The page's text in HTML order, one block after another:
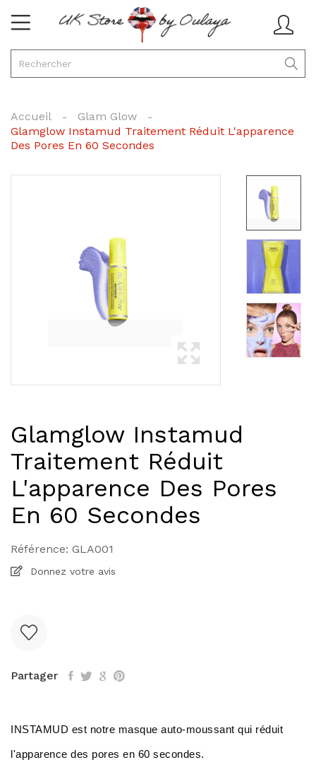
Accueil
Glam Glow
Glamglow Instamud Traitement Réduit L'apparence
Des Pores En 60 Secondes
Glamglow Instamud
Traitement Réduit
L'apparence Des Pores
En 60 Secondes
Référence: GLA001
Donnez votre avis
Partager
INSTAMUD est notre masque auto-moussant qui réduit
l'apparence des pores en 60 secondes.